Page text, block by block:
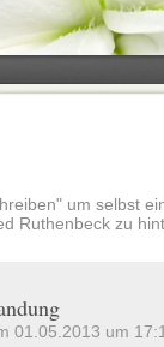
um selbst
Ruthenbeck zu
01.05.2013 um